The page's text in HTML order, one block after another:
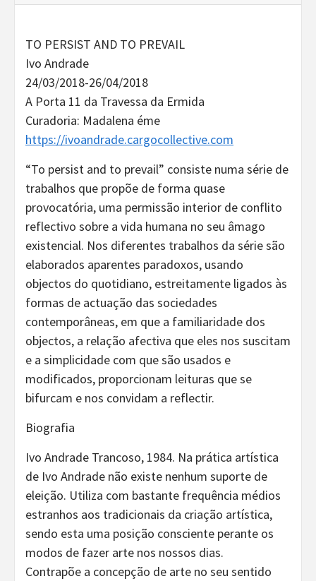
TO PERSIST AND TO PREVAIL
Ivo Andrade
24/03/2018-26/04/2018
A Porta 11 da Travessa da Ermida
Curadoria: Madalena éme
https://ivoandrade.cargocollective.com
“To persist and to prevail” consiste numa série de
trabalhos que propõe de forma quase
provocatória, uma permissão interior de conflito
reflectivo sobre a vida humana no seu âmago
existencial. Nos diferentes trabalhos da série são
elaborados aparentes paradoxos, usando
objectos do quotidiano, estreitamente ligados às
formas de actuação das sociedades
contemporâneas, em que a familiaridade dos
objectos, a relação afectiva que eles nos suscitam
e a simplicidade com que são usados e
modificados, proporcionam leituras que se
bifurcam e nos convidam a reflectir.
Biografia
Ivo Andrade Trancoso, 1984. Na prática artística
de Ivo Andrade não existe nenhum suporte de
eleição. Utiliza com bastante frequência médios
estranhos aos tradicionais da criação artística,
sendo esta uma posição consciente perante os
modos de fazer arte nos nossos dias.
Contrapõe a concepção de arte no seu sentido